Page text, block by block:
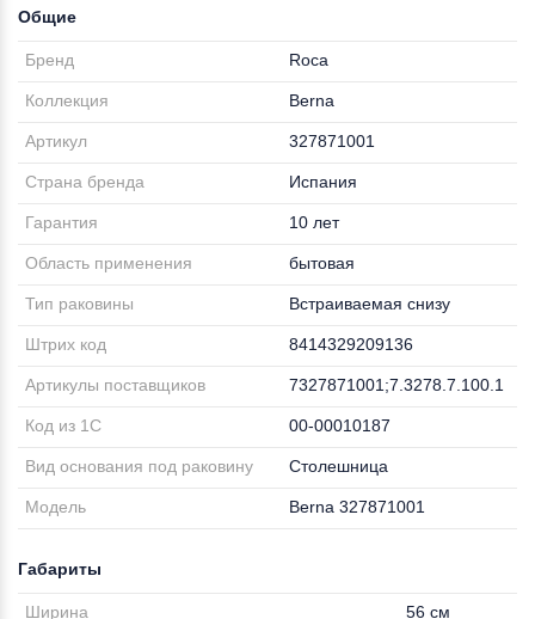
Общие
Бренд Roca
Коллекция Berna
Артикул 327871001
Страна бренда Испания
Гарантия 10 лет
Область применения бытовая
Тип раковины Встраиваемая снизу
Штрих код 8414329209136
Артикулы поставщиков 7327871001;7.3278.7.100.1
Код из 1С 00-00010187
Вид основания под раковину Столешница
Модель Berna 327871001
Габариты
Ширина 56 см